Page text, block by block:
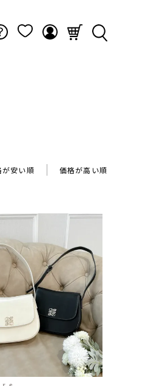
が安い順 価格が高い順